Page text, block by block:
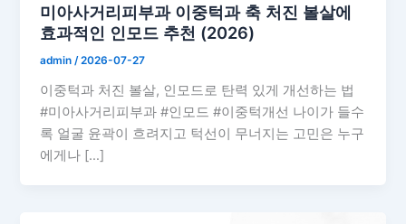
미아사거리피부과 이중턱과 축 처진 볼살에
효과적인 인모드 추천 (2026)
admin /2026-07-27
이중턱과 처진 볼살, 인모드로 탄력 있게 개선하는 법
#미아사거리피부과 #인모드 #이중턱개선 나이가 들수
록 얼굴 윤곽이 흐려지고 턱선이 무너지는 고민은 누구
에게나 […]